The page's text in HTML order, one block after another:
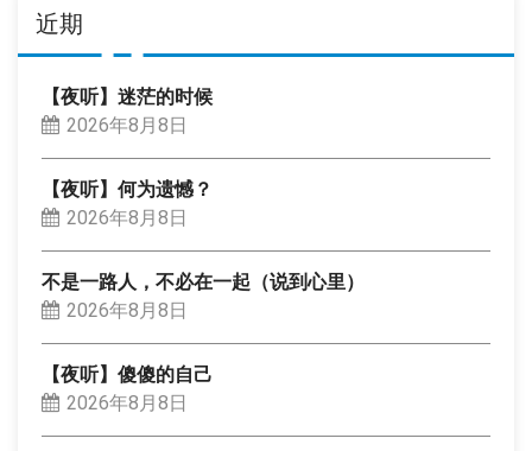
近期
【夜听】迷茫的时候
2026年8月8日
【夜听】何为遗憾？
2026年8月8日
不是一路人，不必在一起（说到心里）
2026年8月8日
【夜听】傻傻的自己
2026年8月8日